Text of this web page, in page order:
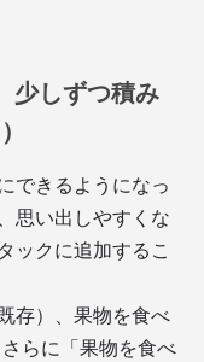
少しずつ積み
できるようになっ
思い出しやすくな
ックに追加するこ
存）、果物を食べ
らに「果物を食べ